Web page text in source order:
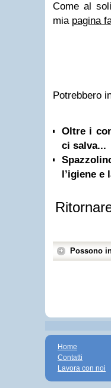
Come al
mia pagina
Potrebbero
Oltre i
ci salva...
l’igiene e
Possono
Home
Contatti
Lavora con noi